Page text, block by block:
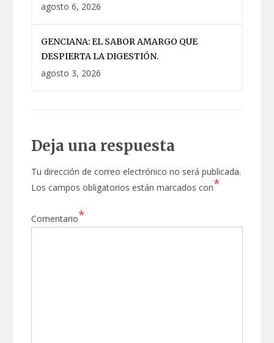
agosto 6, 2026
GENCIANA: EL SABOR AMARGO QUE
DESPIERTA LA DIGESTIÓN.
agosto 3, 2026
Deja una respuesta
Tu dirección de correo electrónico no será publicada.
Los campos obligatorios están marcados con*
Comentario*